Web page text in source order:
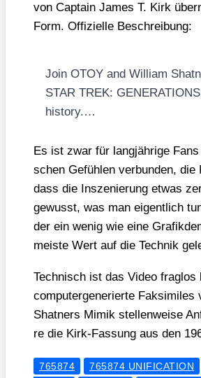
von Cap­tain James T. Kirk
Form. Offi­zi­el­le Beschrei­bung:
Join OTOY and Wil­liam
STAR TREK:
histo­ry.…
Es ist zwar für lang­jäh­ri­ge
schen Gefüh­len ver­bun­den,
dass die Insze­nie­rung etwas
gewusst, was man eigent­lich
der ein wenig wie eine
meis­te Wert auf die Tech­nik
Tech­nisch ist das Video
com­pu­ter­ge­nerier­te Fak­si­mi­les
Shat­ners Mimik stel­len­wei­se
re die Kirk-Fas­sung aus den
765874 765874 UNIFICATION